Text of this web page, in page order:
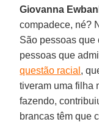
Giovanna
compadece, né?
São pessoas que
pessoas que
questão racial ,
tiveram uma filha
fazendo,
brancas têm que